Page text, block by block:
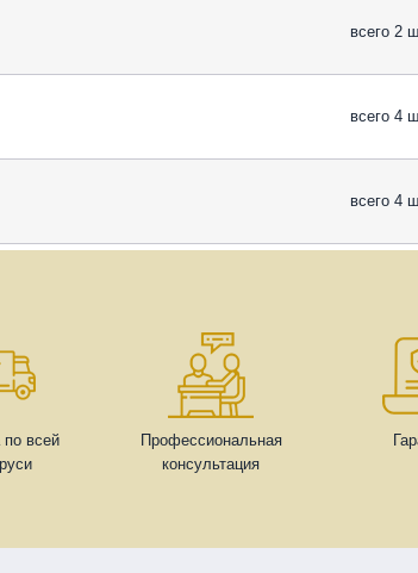
всего 2
всего 4
всего 4
по всей
Профессиональная
консультация